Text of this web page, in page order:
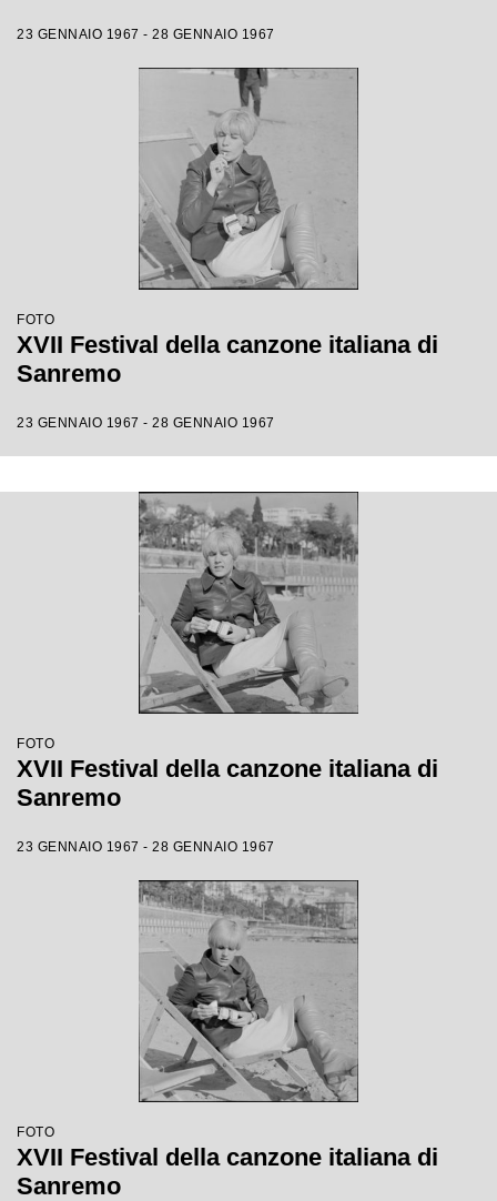
23 GENNAIO 1967 - 28 GENNAIO 1967
FOTO
XVII Festival della canzone italiana di
Sanremo
23 GENNAIO 1967 - 28 GENNAIO 1967
FOTO
XVII Festival della canzone italiana di
Sanremo
23 GENNAIO 1967 - 28 GENNAIO 1967
FOTO
XVII Festival della canzone italiana di
Sanremo